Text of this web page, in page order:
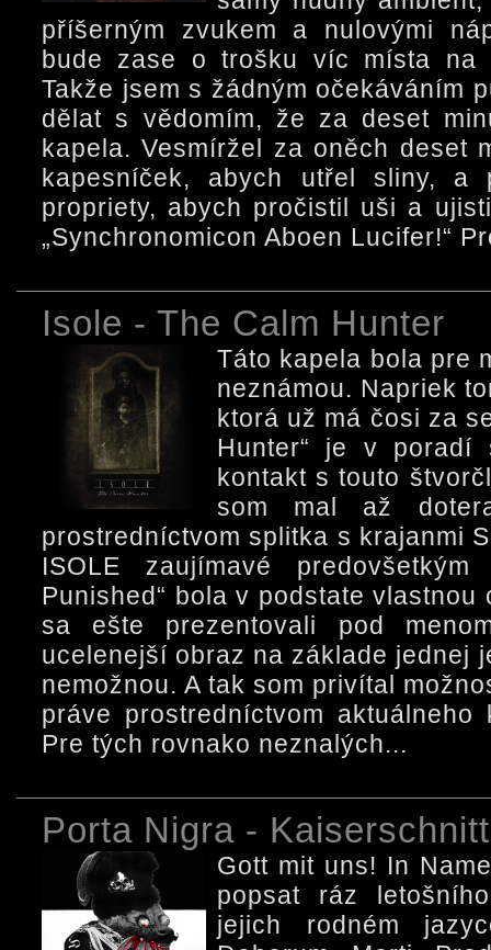
příšerným zvukem a nulovými
bude zase o trošku víc místa na
Takže jsem s žádným očekáváním
dělat s vědomím, že za deset
kapela. Vesmíržel za oněch deset
kapesníček, abych utřel sliny, a
propriety, abych pročistil uši a
„Synchronomicon Aboen Lucifer!“
Isole - The Calm Hunter
Táto kapela bola pre
neznámou. Napriek
ktorá už má čosi za
Hunter“ je v poradí
kontakt s touto
som mal až
prostredníctvom splitka s krajanmi
ISOLE zaujímavé
Punished“ bola v podstate
sa ešte prezentovali pod
ucelenejší obraz na základe jednej
nemožnou. A tak som privítal
práve prostredníctvom aktuálneho
Pre tých rovnako neznalých...
Porta Nigra - Kaiserschnitt
Gott mit uns! In
popsat ráz
jejich rodném